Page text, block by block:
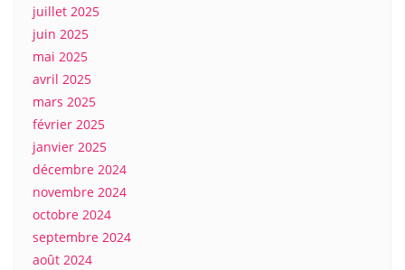
juillet 2025
juin 2025
mai 2025
avril 2025
mars 2025
février 2025
janvier 2025
décembre 2024
novembre 2024
octobre 2024
septembre 2024
août 2024